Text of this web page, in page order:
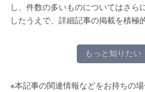
し、件数の多いものについてはさら
したうえで、詳細記事の掲載を積極
もっと知りたい
※本記事の関連情報などをお持ちの